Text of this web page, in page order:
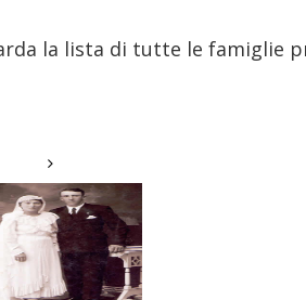
la lista di tutte le famiglie